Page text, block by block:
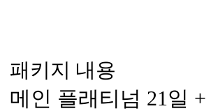
패키지 내용
메인 플래티넘 21일